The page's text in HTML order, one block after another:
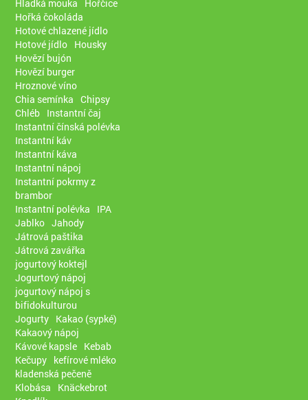
Hladká mouka
Hořčice
Hořká čokoláda
Hotové chlazené jídlo
Hotové jídlo Housky
Hovězí bujón
Hovězí burger
Hroznové víno
Chia semínka Chipsy
Chléb Instantní čaj
Instantní čínská polévka
Instantní káv
Instantní káva
Instantní nápoj
Instantní pokrmy z
brambor
Instantní polévka
IPA
Jablko Jahody
Játrová paštika
Játrová zavářka
jogurtový koktejl
Jogurtový nápoj
jogurtový nápoj s
bifidokulturou
Jogurty Kakao (sypké)
Kakaový nápoj
Kávové kapsle Kebab
Kečupy kefírové mléko
kladenská pečeně
Klobása
Knäckebrot